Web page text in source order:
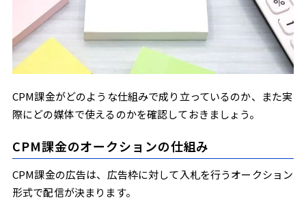
CPM課金がどのような仕組みで成り立っているのか、また実
際にどの媒体で使えるのかを確認しておきましょう。
CPM課金のオークションの仕組み
CPM課金の広告は、広告枠に対して入札を行うオークション
形式で配信が決まります。